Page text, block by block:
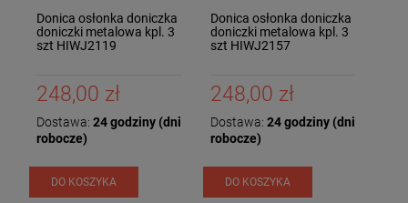
Donica osłonka doniczka
doniczki metalowa kpl. 3
szt HIWJ2119
248,00 zł
Dostawa: 24 godziny (dni
robocze)
DO KOSZYKA
Donica osłonka doniczka
doniczki metalowa kpl. 3
szt HIWJ2157
248,00 zł
Dostawa: 24 godziny (dni
robocze)
DO KOSZYKA